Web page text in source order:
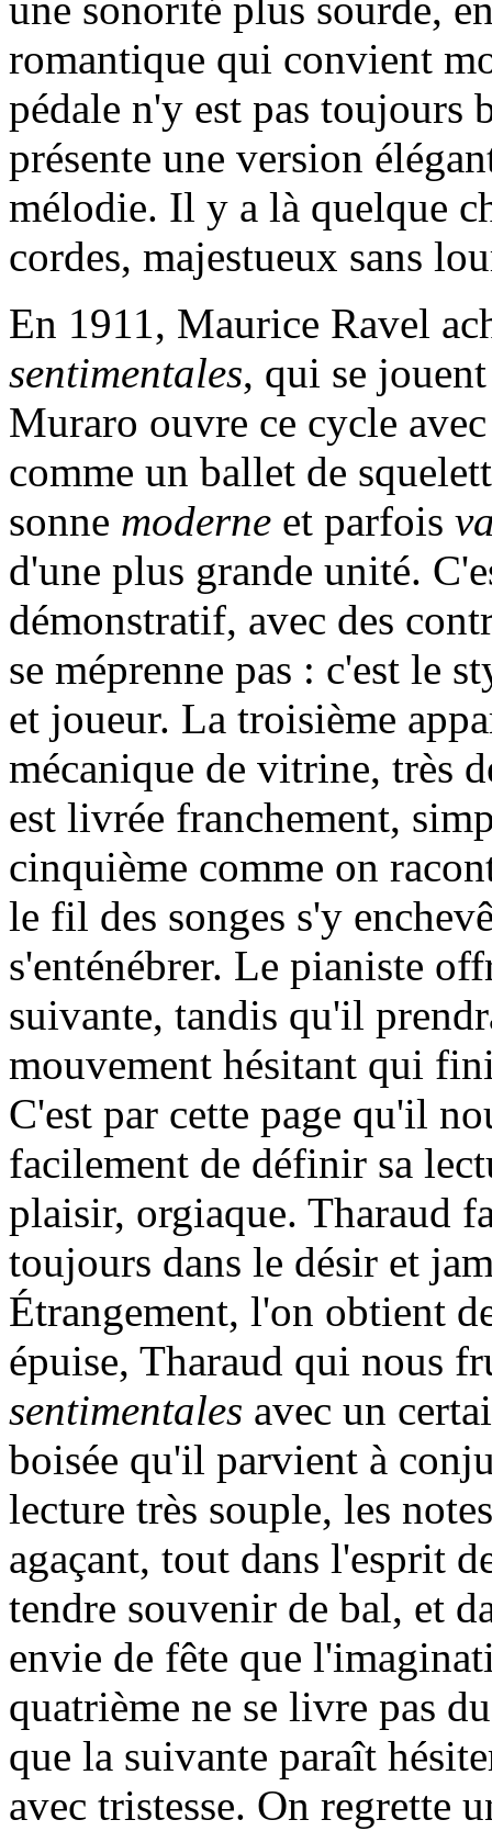
une sonorité plus sourde,
romantique qui convient
pédale n'y est pas toujours
présente une version
mélodie. Il y a là quelque
cordes, majestueux sans
En 1911, Maurice Ravel
sentimentales, qui se
Muraro ouvre ce cycle
comme un ballet de
sonne moderne et parfois
d'une plus grande unité.
démonstratif, avec des
se méprenne pas : c'est le
et joueur. La troisième
mécanique de vitrine, très
est livrée franchement,
cinquième comme on
le fil des songes s'y
s'enténébrer. Le pianiste
suivante, tandis qu'il
mouvement hésitant qui
C'est par cette page qu'il
facilement de définir sa
plaisir, orgiaque. Tharaud
toujours dans le désir et
Étrangement, l'on obtient
épuise, Tharaud qui nous
sentimentales avec un
boisée qu'il parvient à
lecture très souple, les
agaçant, tout dans l'esprit
tendre souvenir de bal, et
envie de fête que
quatrième ne se livre pas
que la suivante paraît
avec tristesse. On regrette